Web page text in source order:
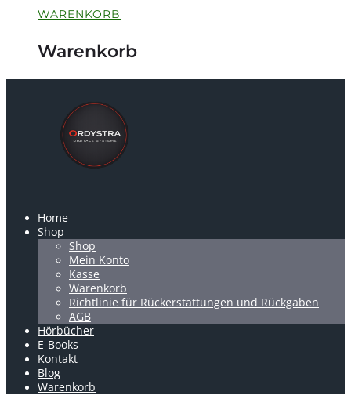
WARENKORB
Warenkorb
Home
Shop
Shop
Mein Konto
Kasse
Warenkorb
Richtlinie für Rückerstattungen und Rückgaben
AGB
Hörbücher
E-Books
Kontakt
Blog
Warenkorb